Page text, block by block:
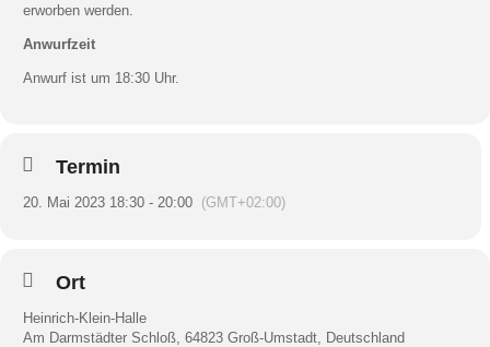
erworben werden.
Anwurfzeit
Anwurf ist um 18:30 Uhr.
Termin
20. Mai 2023 18:30 - 20:00 (GMT+02:00)
Ort
Heinrich-Klein-Halle
Am Darmstädter Schloß, 64823 Groß-Umstadt, Deutschland